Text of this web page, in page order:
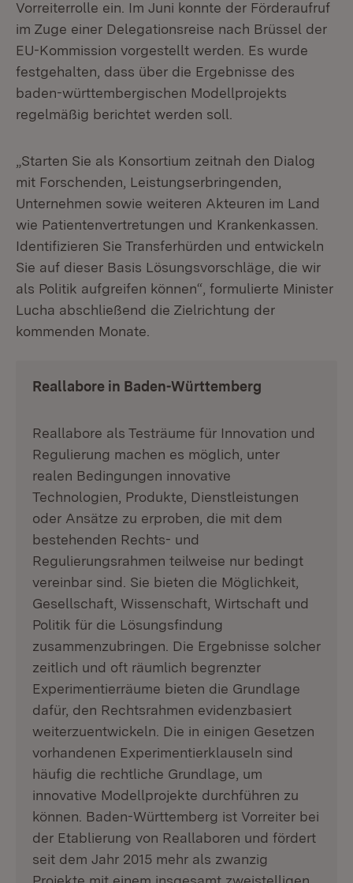
Vorreiterrolle ein. Im Juni konnte der Förderaufruf
im Zuge einer Delegationsreise nach Brüssel der
EU-Kommission vorgestellt werden. Es wurde
festgehalten, dass über die Ergebnisse des
baden-württembergischen Modellprojekts
regelmäßig berichtet werden soll.
„Starten Sie als Konsortium zeitnah den Dialog
mit Forschenden, Leistungserbringenden,
Unternehmen sowie weiteren Akteuren im Land
wie Patientenvertretungen und Krankenkassen.
Identifizieren Sie Transferhürden und entwickeln
Sie auf dieser Basis Lösungsvorschläge, die wir
als Politik aufgreifen können“, formulierte Minister
Lucha abschließend die Zielrichtung der
kommenden Monate.
Reallabore in Baden-Württemberg
Reallabore als Testräume für Innovation und
Regulierung machen es möglich, unter
realen Bedingungen innovative
Technologien, Produkte, Dienstleistungen
oder Ansätze zu erproben, die mit dem
bestehenden Rechts- und
Regulierungsrahmen teilweise nur bedingt
vereinbar sind. Sie bieten die Möglichkeit,
Gesellschaft, Wissenschaft, Wirtschaft und
Politik für die Lösungsfindung
zusammenzubringen. Die Ergebnisse solcher
zeitlich und oft räumlich begrenzter
Experimentierräume bieten die Grundlage
dafür, den Rechtsrahmen evidenzbasiert
weiterzuentwickeln. Die in einigen Gesetzen
vorhandenen Experimentierklauseln sind
häufig die rechtliche Grundlage, um
innovative Modellprojekte durchführen zu
können. Baden-Württemberg ist Vorreiter bei
der Etablierung von Reallaboren und fördert
seit dem Jahr 2015 mehr als zwanzig